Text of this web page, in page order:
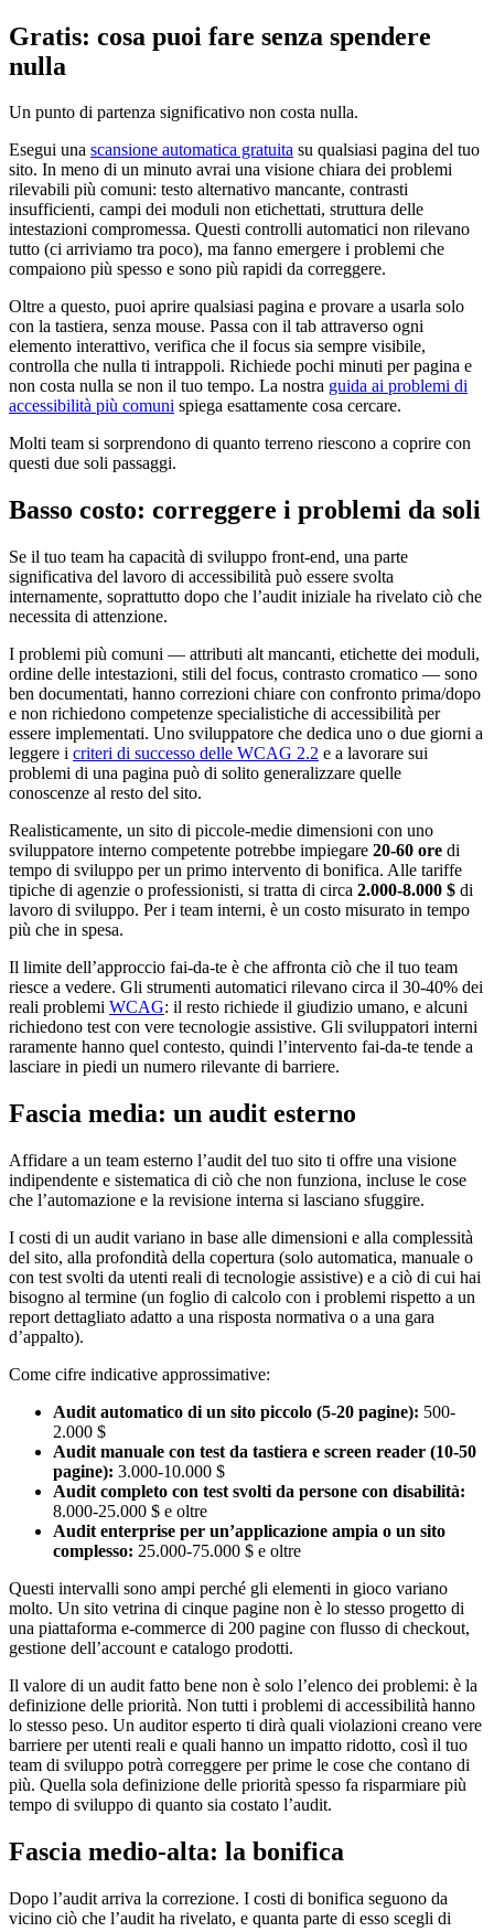
Gratis: cosa puoi fare senza spendere
nulla
Un punto di partenza significativo non costa nulla.
Esegui una scansione automatica gratuita su qualsiasi pagina del tuo
sito. In meno di un minuto avrai una visione chiara dei problemi
rilevabili più comuni: testo alternativo mancante, contrasti
insufficienti, campi dei moduli non etichettati, struttura delle
intestazioni compromessa. Questi controlli automatici non rilevano
tutto (ci arriviamo tra poco), ma fanno emergere i problemi che
compaiono più spesso e sono più rapidi da correggere.
Oltre a questo, puoi aprire qualsiasi pagina e provare a usarla solo
con la tastiera, senza mouse. Passa con il tab attraverso ogni
elemento interattivo, verifica che il focus sia sempre visibile,
controlla che nulla ti intrappoli. Richiede pochi minuti per pagina e
non costa nulla se non il tuo tempo. La nostra guida ai problemi di
accessibilità più comuni spiega esattamente cosa cercare.
Molti team si sorprendono di quanto terreno riescono a coprire con
questi due soli passaggi.
Basso costo: correggere i problemi da soli
Se il tuo team ha capacità di sviluppo front-end, una parte
significativa del lavoro di accessibilità può essere svolta
internamente, soprattutto dopo che l’audit iniziale ha rivelato ciò che
necessita di attenzione.
I problemi più comuni — attributi alt mancanti, etichette dei moduli,
ordine delle intestazioni, stili del focus, contrasto cromatico — sono
ben documentati, hanno correzioni chiare con confronto prima/dopo
e non richiedono competenze specialistiche di accessibilità per
essere implementati. Uno sviluppatore che dedica uno o due giorni a
leggere i criteri di successo delle WCAG 2.2 e a lavorare sui
problemi di una pagina può di solito generalizzare quelle
conoscenze al resto del sito.
Realisticamente, un sito di piccole-medie dimensioni con uno
sviluppatore interno competente potrebbe impiegare 20-60 ore di
tempo di sviluppo per un primo intervento di bonifica. Alle tariffe
tipiche di agenzie o professionisti, si tratta di circa 2.000-8.000 $ di
lavoro di sviluppo. Per i team interni, è un costo misurato in tempo
più che in spesa.
Il limite dell’approccio fai-da-te è che affronta ciò che il tuo team
riesce a vedere. Gli strumenti automatici rilevano circa il 30-40% dei
reali problemi WCAG: il resto richiede il giudizio umano, e alcuni
richiedono test con vere tecnologie assistive. Gli sviluppatori interni
raramente hanno quel contesto, quindi l’intervento fai-da-te tende a
lasciare in piedi un numero rilevante di barriere.
Fascia media: un audit esterno
Affidare a un team esterno l’audit del tuo sito ti offre una visione
indipendente e sistematica di ciò che non funziona, incluse le cose
che l’automazione e la revisione interna si lasciano sfuggire.
I costi di un audit variano in base alle dimensioni e alla complessità
del sito, alla profondità della copertura (solo automatica, manuale o
con test svolti da utenti reali di tecnologie assistive) e a ciò di cui hai
bisogno al termine (un foglio di calcolo con i problemi rispetto a un
report dettagliato adatto a una risposta normativa o a una gara
d’appalto).
Come cifre indicative approssimative:
Audit automatico di un sito piccolo (5-20 pagine): 500-
2.000 $
Audit manuale con test da tastiera e screen reader (10-50
pagine): 3.000-10.000 $
Audit completo con test svolti da persone con disabilità:
8.000-25.000 $ e oltre
Audit enterprise per un’applicazione ampia o un sito
complesso: 25.000-75.000 $ e oltre
Questi intervalli sono ampi perché gli elementi in gioco variano
molto. Un sito vetrina di cinque pagine non è lo stesso progetto di
una piattaforma e-commerce di 200 pagine con flusso di checkout,
gestione dell’account e catalogo prodotti.
Il valore di un audit fatto bene non è solo l’elenco dei problemi: è la
definizione delle priorità. Non tutti i problemi di accessibilità hanno
lo stesso peso. Un auditor esperto ti dirà quali violazioni creano vere
barriere per utenti reali e quali hanno un impatto ridotto, così il tuo
team di sviluppo potrà correggere per prime le cose che contano di
più. Quella sola definizione delle priorità spesso fa risparmiare più
tempo di sviluppo di quanto sia costato l’audit.
Fascia medio-alta: la bonifica
Dopo l’audit arriva la correzione. I costi di bonifica seguono da
vicino ciò che l’audit ha rivelato, e quanta parte di esso scegli di